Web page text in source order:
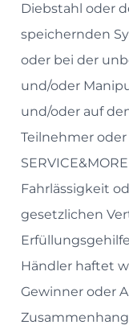
Diebstahl oder
speichernden
oder bei der
und/oder
und/oder auf
Teilnehmer
Fahrlässigkeit
gesetzlichen
Händler haftet
Gewinner oder